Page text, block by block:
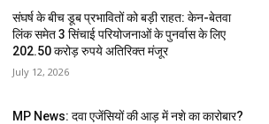
संघर्ष के बीच डूब प्रभावितों को बड़ी राहत: केन-बेतवा
लिंक समेत 3 सिंचाई परियोजनाओं के पुनर्वास के लिए
202.50 करोड़ रुपये अतिरिक्त मंजूर
July 12, 2026
MP News: दवा एजेंसियों की आड़ में नशे का कारोबार?